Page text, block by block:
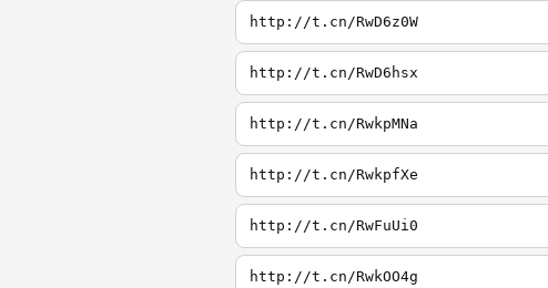
http://t.cn/RwD6z0W
http://t.cn/RwD6hsx
http://t.cn/RwkpMNa
http://t.cn/RwkpfXe
http://t.cn/RwFuUi0
http://t.cn/RwkOO4g